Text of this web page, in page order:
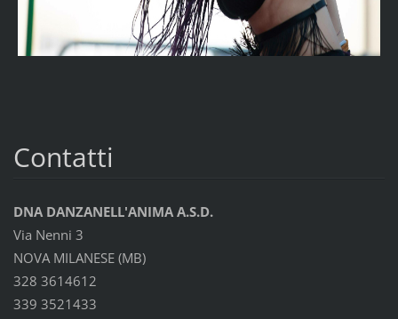
Contatti
DNA DANZANELL'ANIMA A.S.D.
Via Nenni 3
NOVA MILANESE (MB)
328 3614612
339 3521433